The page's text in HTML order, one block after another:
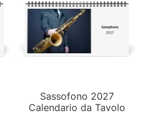
Sassofono 2027
Calendario da Tavolo